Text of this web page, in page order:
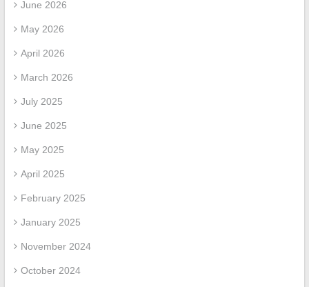
June 2026
May 2026
April 2026
March 2026
July 2025
June 2025
May 2025
April 2025
February 2025
January 2025
November 2024
October 2024